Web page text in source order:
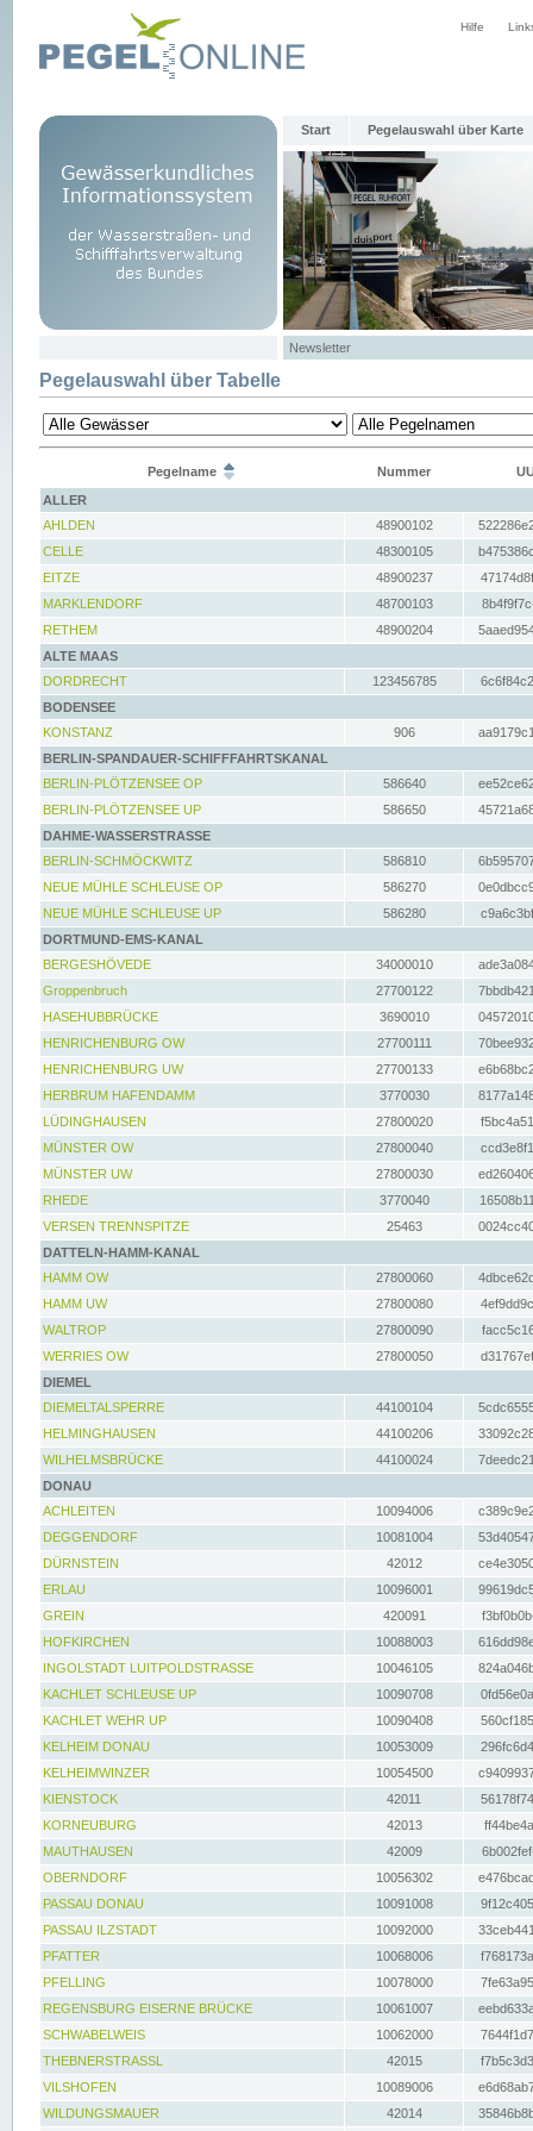
Hilfe
Start Pegelauswahl über Karte
Newsletter
Pegelauswahl über Tabelle
Pegelname Nummer
ALLER
AHLDEN
48900102
CELLE
48300105
EITZE
48900237
MARKLENDORF
48700103
RETHEM
48900204
ALTE MAAS
DORDRECHT
123456785
BODENSEE
KONSTANZ
906
BERLIN-SPANDAUER-SCHIFFFAHRTSKANAL
BERLIN-PLÖTZENSEE OP
586640
BERLIN-PLÖTZENSEE UP
586650
DAHME-WASSERSTRASSE
BERLIN-SCHMÖCKWITZ
586810
NEUE MÜHLE SCHLEUSE OP
586270
NEUE MÜHLE SCHLEUSE UP
586280
DORTMUND-EMS-KANAL
BERGESHÖVEDE
34000010
Groppenbruch
27700122
HASEHUBBRÜCKE
3690010
HENRICHENBURG OW
27700111
HENRICHENBURG UW
27700133
HERBRUM HAFENDAMM
3770030
LÜDINGHAUSEN
27800020
MÜNSTER OW
27800040
MÜNSTER UW
27800030
RHEDE
3770040
VERSEN TRENNSPITZE
25463
DATTELN-HAMM-KANAL
HAMM OW
27800060
HAMM UW
27800080
WALTROP
27800090
WERRIES OW
27800050
DIEMEL
DIEMELTALSPERRE
44100104
HELMINGHAUSEN
44100206
WILHELMSBRÜCKE
44100024
DONAU
ACHLEITEN
10094006
DEGGENDORF
10081004
DÜRNSTEIN
42012
ERLAU
10096001
GREIN
420091
HOFKIRCHEN
10088003
INGOLSTADT LUITPOLDSTRASSE
10046105
KACHLET SCHLEUSE UP
10090708
KACHLET WEHR UP
10090408
KELHEIM DONAU
10053009
KELHEIMWINZER
10054500
KIENSTOCK
42011
KORNEUBURG
42013
MAUTHAUSEN
42009
OBERNDORF
10056302
PASSAU DONAU
10091008
PASSAU ILZSTADT
10092000
PFATTER
10068006
PFELLING
10078000
REGENSBURG EISERNE BRÜCKE
10061007
SCHWABELWEIS
10062000
THEBNERSTRASSL
42015
VILSHOFEN
10089006
WILDUNGSMAUER
42014